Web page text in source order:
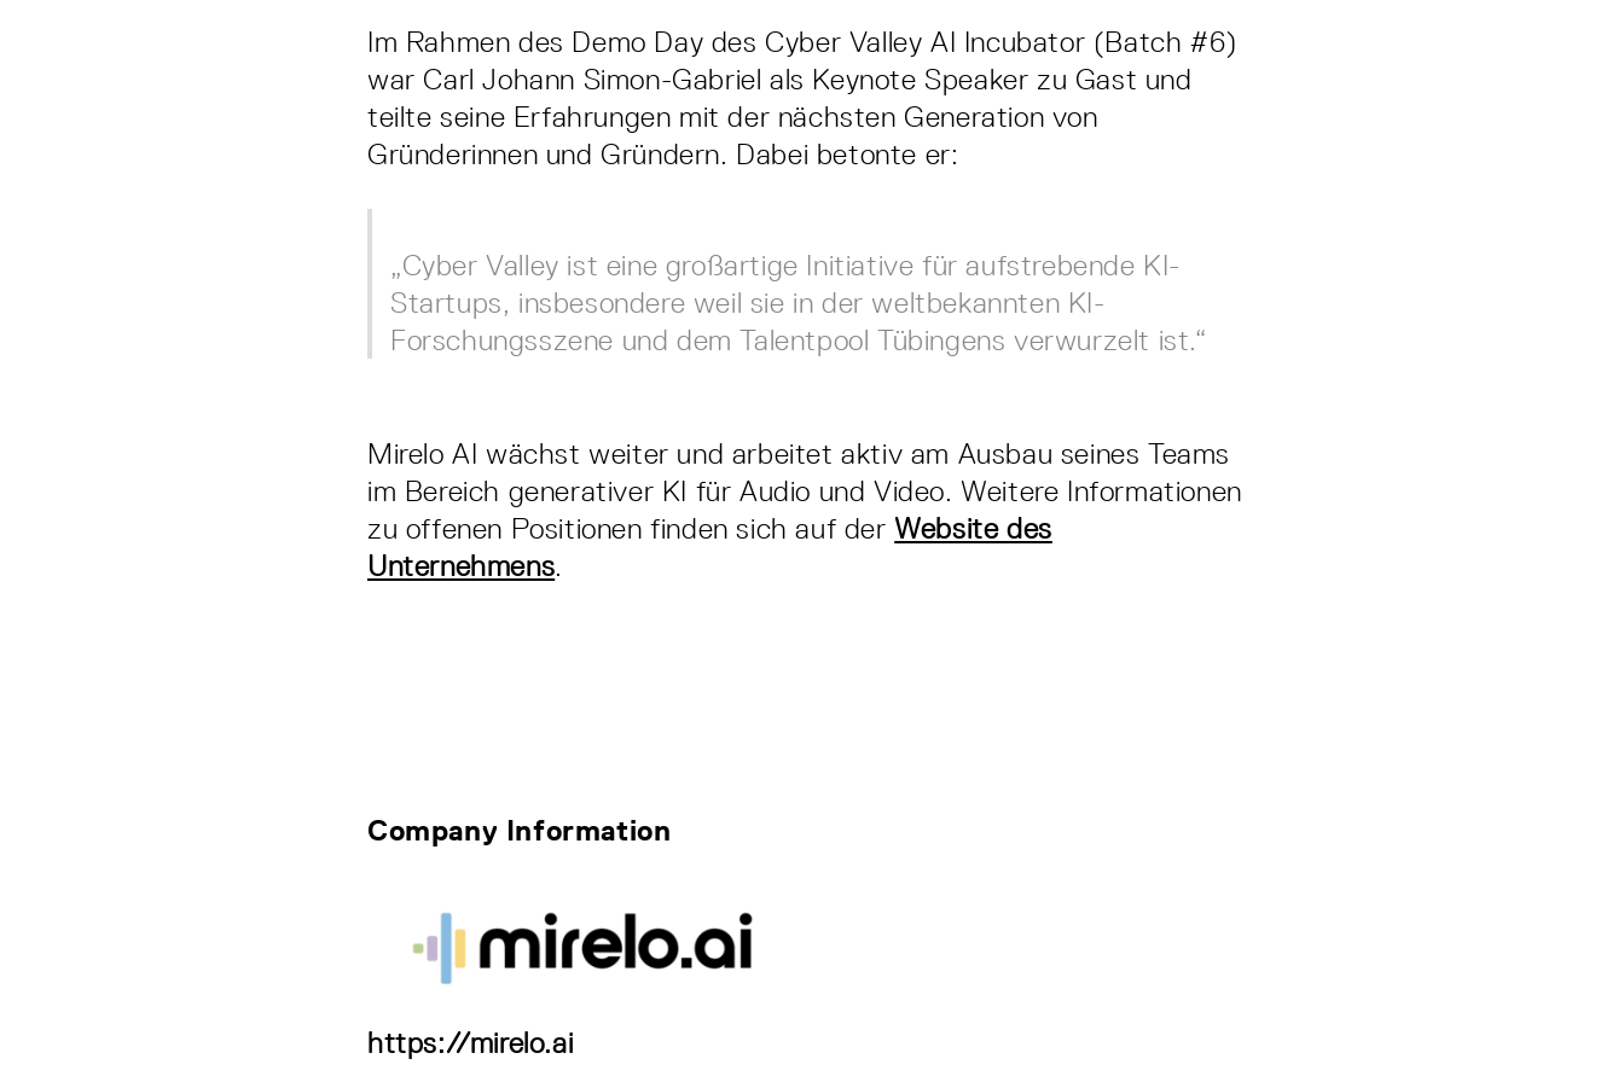
Im Rahmen des Demo Day des Cyber Valley AI Incubator (Batch #6)
war Carl Johann Simon-Gabriel als Keynote Speaker zu Gast und
teilte seine Erfahrungen mit der nächsten Generation von
Gründerinnen und Gründern. Dabei betonte er:
„Cyber Valley ist eine großartige Initiative für aufstrebende KI-
Startups, insbesondere weil sie in der weltbekannten KI-
Forschungsszene und dem Talentpool Tübingens verwurzelt ist.“
Mirelo AI wächst weiter und arbeitet aktiv am Ausbau seines Teams
im Bereich generativer KI für Audio und Video. Weitere Informationen
zu offenen Positionen finden sich auf der Website des
Unternehmens.
Company Information
https://mirelo.ai